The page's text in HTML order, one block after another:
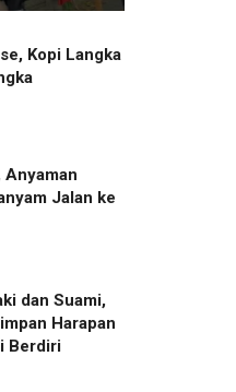
Kopi Langka
Anyaman
Jalan ke
dan Suami,
Harapan
Berdiri